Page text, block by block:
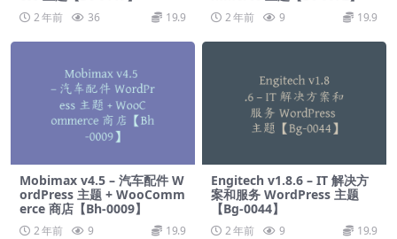
2 年前 36 19.9 2 年前 9 19.9
Mobimax v4.5 – 汽车配件 W
ordPress 主题 + WooComm
erce 商店【Bh-0009】
2 年前 9 19.9
Engitech v1.8.6 – IT 解决方
案和服务 WordPress 主题
【Bg-0044】
2 年前 9 19.9